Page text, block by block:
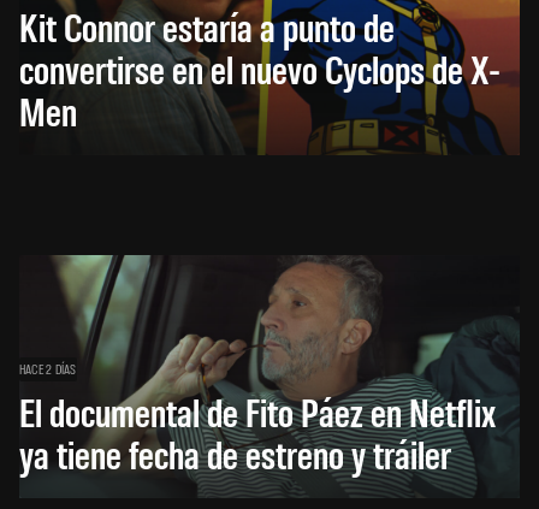
Kit Connor estaría a punto de
convertirse en el nuevo Cyclops de X-
Men
HACE 2 DÍAS
El documental de Fito Páez en Netflix
ya tiene fecha de estreno y tráiler